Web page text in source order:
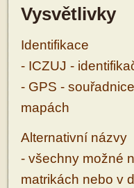
Vysvětlivky
Identifikace
- ICZUJ -
- GPS -
mapách
Alternativní názvy
- všechny možné
matrikách nebo v